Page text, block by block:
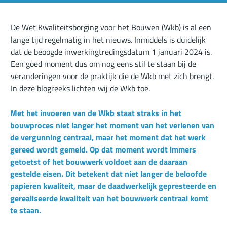
De Wet Kwaliteitsborging voor het Bouwen (Wkb) is al een
lange tijd regelmatig in het nieuws. Inmiddels is duidelijk
dat de beoogde inwerkingtredingsdatum 1 januari 2024 is.
Een goed moment dus om nog eens stil te staan bij de
veranderingen voor de praktijk die de Wkb met zich brengt.
In deze blogreeks lichten wij de Wkb toe.
Met het invoeren van de Wkb staat straks in het
bouwproces niet langer het moment van het verlenen van
de vergunning centraal, maar het moment dat het werk
gereed wordt gemeld. Op dat moment wordt immers
getoetst of het bouwwerk voldoet aan de daaraan
gestelde eisen. Dit betekent dat niet langer de beloofde
papieren kwaliteit, maar de daadwerkelijk gepresteerde en
gerealiseerde kwaliteit van het bouwwerk centraal komt
te staan.